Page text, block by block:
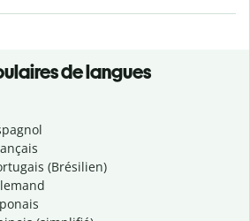
de langues
(Brésilien)